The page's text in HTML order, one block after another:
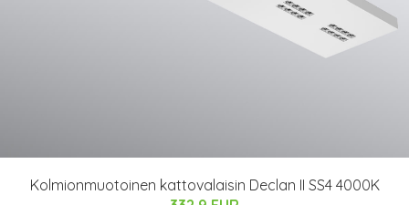
Kolmionmuotoinen kattovalaisin Declan II SS4 4000K